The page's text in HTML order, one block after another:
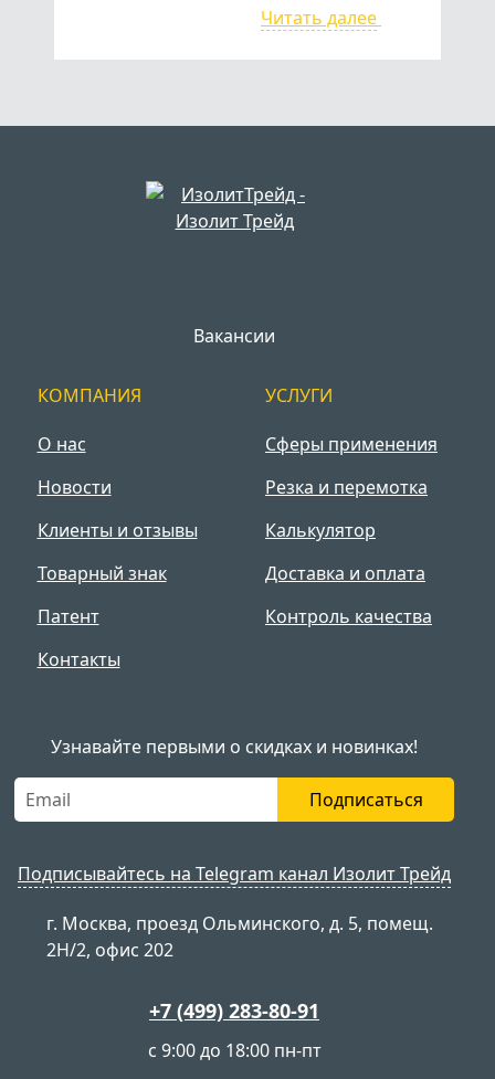
Читать далее
Вакансии
КОМПАНИЯ
О нас
Новости
Клиенты и отзывы
Товарный знак
Патент
Контакты
УСЛУГИ
Сферы применения
Резка и перемотка
Калькулятор
Доставка и оплата
Контроль качества
Узнавайте первыми о скидках и новинках!
Подписаться
Подписывайтесь на Telegram канал Изолит Трейд
г. Москва, проезд Ольминского, д. 5, помещ.
2Н/2, офис 202
+7 (499) 283-80-91
с 9:00 до 18:00 пн-пт